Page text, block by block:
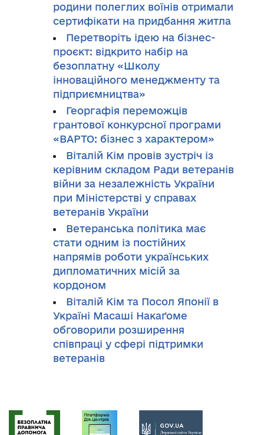
родини полеглих воїнів отримали
сертифікати на придбання житла
Перетворіть ідею на бізнес-
проєкт: відкрито набір на
безоплатну «Школу
інноваційного менеджменту та
підприємництва»
Георгафія переможців
грантової конкурсної програми
«ВАРТО: бізнес з характером»
Віталій Кім провів зустріч із
керівним складом Ради ветеранів
війни за незалежність України
при Міністерстві у справах
ветеранів України
Ветеранська політика має
стати одним із постійних
напрямів роботи українських
дипломатичних місій за
кордоном
Віталій Кім та Посол Японії в
Україні Масаші Накаґоме
обговорили розширення
співпраці у сфері підтримки
ветеранів